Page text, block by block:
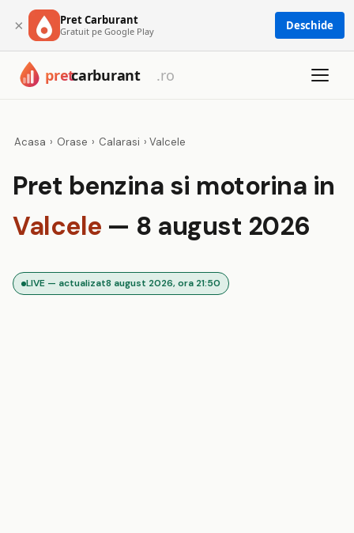
× Pret Carburant
Gratuit pe Google Play Deschide
Acasa › Orase › Calarasi › Valcele
Pret benzina si motorina in
Valcele — 8 august 2026
LIVE — actualizat8 august 2026, ora 21:50